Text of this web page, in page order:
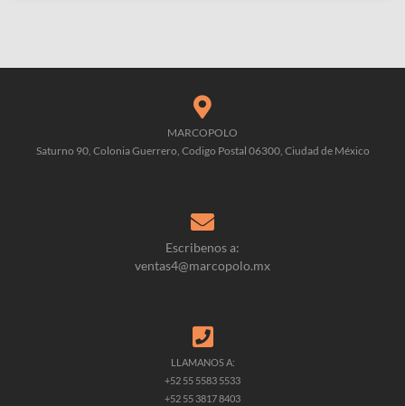
MARCOPOLO
Saturno 90, Colonia Guerrero, Codigo Postal 06300, Ciudad de México
Escribenos a:
ventas4@marcopolo.mx
LLAMANOS A:
+52 55 5583 5533
+52 55 3817 8403